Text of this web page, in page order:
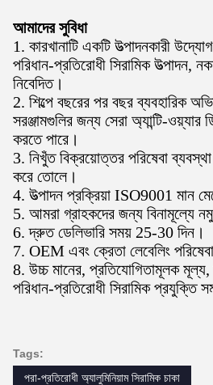
আমাদের সুবিধা
1. কারখানাটি একটি উত্পাদনকারী
পরিধান-প্রতিরোধী সিরামিক উত্পাদন,
নিবেদিত।
2. শিল্পে বছরের পর বছর ব্যবহারিক
সরঞ্জামগুলির জন্য সেরা অ্যান্টি-ওয়্যার
করতে পারে।
3. নিখুঁত বিক্রয়োত্তর পরিষেবা
করে তোলে।
4. উত্পাদন প্রক্রিয়া ISO9001 মান
5. আমরা গ্রাহকদের জন্য বিনামূল্যে
6. দ্রুত ডেলিভারি সময় 25-30 দিন।
7. OEM এবং ক্রেতা লেবেলিং
8. উচ্চ মানের, প্রতিযোগিতামূলক মূল্য,
পরিধান-প্রতিরোধী সিরামিক প্রযুক্তি
Tags:
পরা-প্রতিরোধী অ্যালুমিনিয়াম সিরামিক চাকা